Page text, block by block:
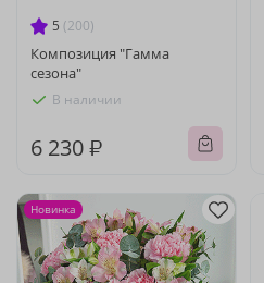
5 (200)
Композиция "Гамма
сезона"
В наличии
6 230 ₽
Новинка